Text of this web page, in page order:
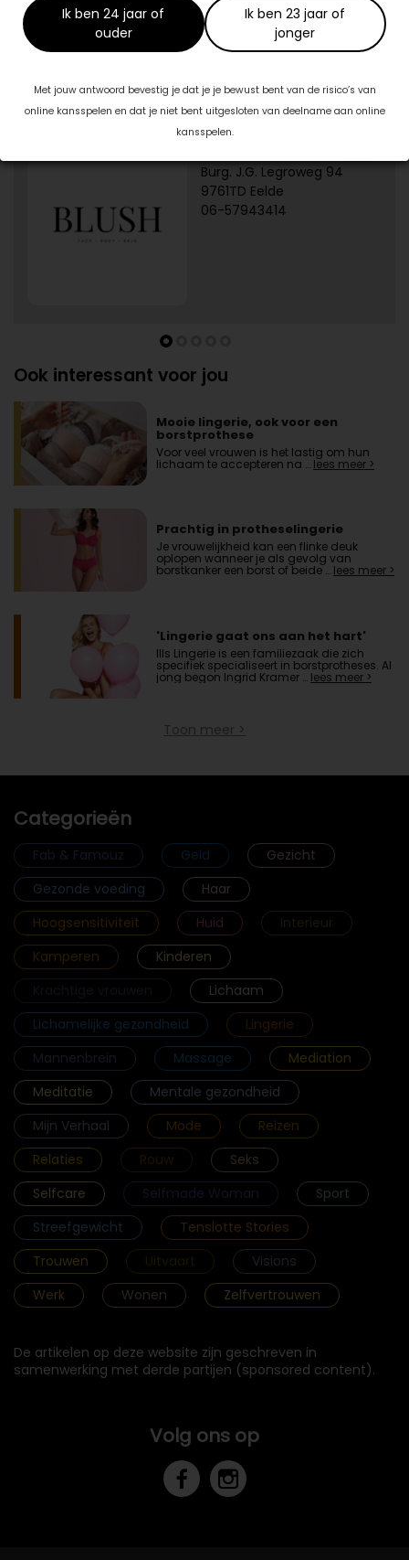
Ik ben 24 jaar of
ouder
Ik ben 23 jaar of
jonger
Met jouw antwoord bevestig je dat je je bewust bent van de risico’s van
online kansspelen en dat je niet bent uitgesloten van deelname aan online
kansspelen.
Martine Lingerie
www.martinelingerie.nl
Specialisten in jouw buurt
Burg. J.G. Legroweg 94
9761TD Eelde
06-57943414
Ook interessant voor jou
Mooie lingerie, ook voor een
borstprothese
Voor veel vrouwen is het lastig om hun
lichaam te accepteren na … lees meer >
Prachtig in protheselingerie
Je vrouwelijkheid kan een flinke deuk
oplopen wanneer je als gevolg van
borstkanker een borst of beide … lees meer >
'Lingerie gaat ons aan het hart'
Ills Lingerie is een familiezaak die zich
specifiek specialiseert in borstprotheses. Al
jong begon Ingrid Kramer … lees meer >
Toon meer >
Categorieën
Fab & Famouz Geld
Gezicht
Gezonde voeding
Haar
Hoogsensitiviteit
Huid
Interieur
Kamperen
Kinderen
Lichaam
Lichamelijke gezondheid
Lingerie
Mannenbrein
Massage
Mediation
Meditatie
Mentale gezondheid
Mijn Verhaal
Mode
Reizen
Relaties
Rouw
Seks
Selfcare
Selfmade Woman
Sport
Streefgewicht
Tenslotte Stories
Trouwen
Uitvaart
Visions
Werk
Wonen Zelfvertrouwen
De artikelen op deze website zijn geschreven in
samenwerking met derde partijen (sponsored content).
Volg ons op